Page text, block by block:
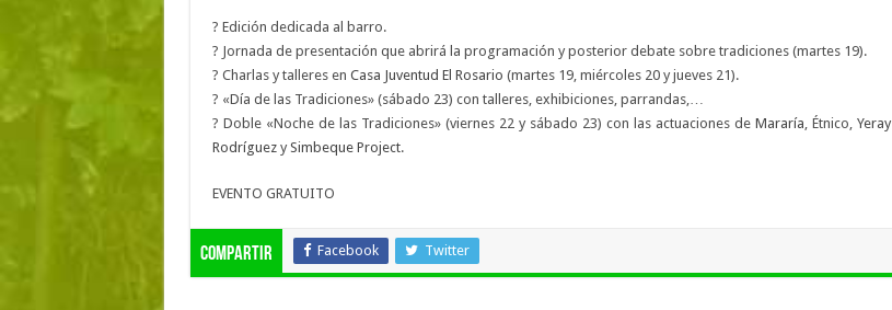
? Edición dedicada al barro.
? Jornada de presentación que abrirá la programación y posterior debate sobre tradiciones (martes 19).
? Charlas y talleres en Casa Juventud El Rosario (martes 19, miércoles 20 y jueves 21).
? «Día de las Tradiciones» (sábado 23) con talleres, exhibiciones, parrandas,…
? Doble «Noche de las Tradiciones» (viernes 22 y sábado 23) con las actuaciones de Mararía , Étnico, Yeray
Rodríguezy Simbeque Project.
EVENTO GRATUITO
Compartir Facebook Twitter